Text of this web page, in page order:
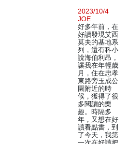
2023/10/4
JOE
好多年前，在
好讀發現艾西
莫夫的基地系
列，還有科小
說海伯利昂，
讓我在年輕歲
月，住在忠孝
東路旁玉成公
園附近的時
候，獲得了很
多閱讀的樂
趣。時隔多
年，又想在好
讀看點書，到
了今天，我第